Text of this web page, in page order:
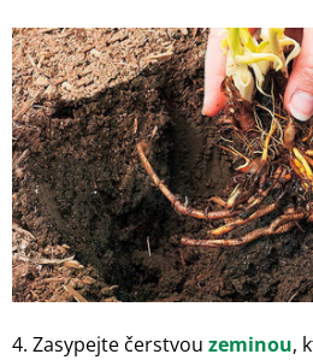
4. Zasypejte čerstvou zeminou,